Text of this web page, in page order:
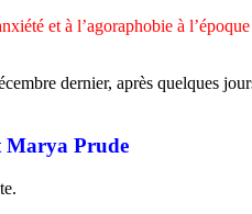
et à l’agoraphobie à
dernier, après quelques
Marya Prude